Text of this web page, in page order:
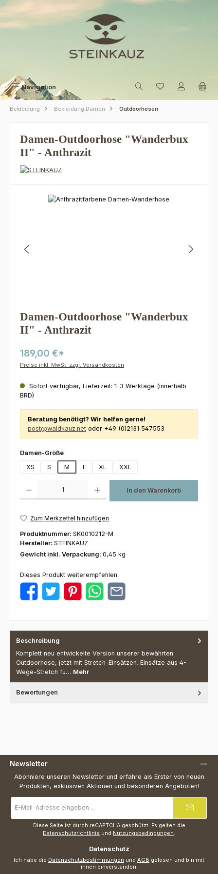
Zum Hauptinhalt springen
Navigation
Bekleidung Bekleidung Damen Outdoorhosen
Damen-Outdoorhose "Wanderbux
II" - Anthrazit
Bildergalerie überspringen
Damen-Outdoorhose "Wanderbux
II" - Anthrazit
189,00 €*
Preise inkl. MwSt. zzgl. Versandkosten
Sofort verfügbar, Lieferzeit: 1-3 Werktage (innerhalb
BRD)
Beratung benötigt? Wir helfen gerne!
post@waldkauz.net oder +49 (0)2131 547553
Damen-Größeauswählen
XS
S M L XL XXL
In den Warenkorb
Zum Merkzettel hinzufügen
Produktnummer: SK0010212-M
Hersteller: STEINKAUZ
Gewicht inkl. Verpackung: 0,45 kg
Dieses Produkt weiterempfehlen:
Beschreibung
Komplett neu entwickelte Version unserer bewährten
Outdoorhose, jetzt mit Stretch-Einsätzen. Einsätze aus 4-
Wege-Stretch fü… Mehr
Bewertungen
Newsletter
Abonniere unseren Newsletter und erfahre als Erster von neuen
Produkten, exklusiven Aktionen und besonderen Angeboten!
Mail-
Adresse
Diese Seite ist durch reCAPTCHA geschützt. Es gelten die
Datenschutzrichtlinie und Nutzungsbedingungen.
Datenschutz
Ich habe die Datenschutzbestimmungen und AGB gelesen und bin mit
ihnen einverstanden.